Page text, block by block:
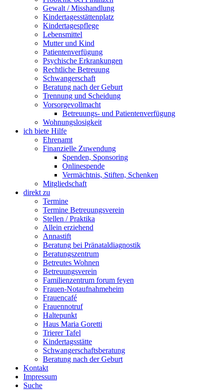
Gewalt / Misshandlung
Kindertagesstättenplatz
Kindertagespflege
Lebensmittel
Mutter und Kind
Patientenverfügung
Psychische Erkrankungen
Rechtliche Betreuung
Schwangerschaft
Beratung nach der Geburt
Trennung und Scheidung
Vorsorgevollmacht
Betreuungs- und Patientenverfügung
Wohnungslosigkeit
ich biete Hilfe
Ehrenamt
Finanzielle Zuwendung
Spenden, Sponsoring
Onlinespende
Vermächtnis, Stiften, Schenken
Mitgliedschaft
direkt zu
Termine
Termine Betreuungsverein
Stellen / Praktika
Allein erziehend
Annastift
Beratung bei Pränataldiagnostik
Beratungszentrum
Betreutes Wohnen
Betreuungsverein
Familienzentrum forum feyen
Frauen-Notaufnahmeheim
Frauencafé
Frauennotruf
Haltepunkt
Haus Maria Goretti
Trierer Tafel
Kindertagsstätte
Schwangerschaftsberatung
Beratung nach der Geburt
Kontakt
Impressum
Suche